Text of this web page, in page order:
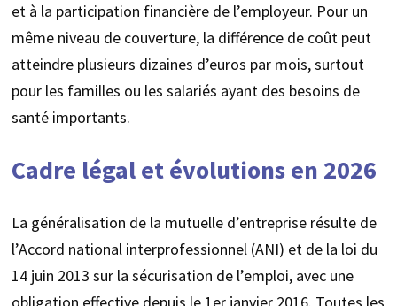
et à la participation financière de l’employeur. Pour un
même niveau de couverture, la différence de coût peut
atteindre plusieurs dizaines d’euros par mois, surtout
pour les familles ou les salariés ayant des besoins de
santé importants.
Cadre légal et évolutions en 2026
La généralisation de la mutuelle d’entreprise résulte de
l’Accord national interprofessionnel (ANI) et de la loi du
14 juin 2013 sur la sécurisation de l’emploi, avec une